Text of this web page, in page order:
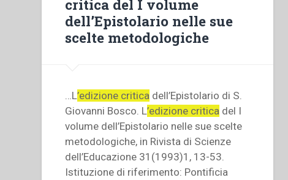
critica del I volume
dell’Epistolario nelle sue
scelte metodologiche
…L’edizione critica dell’Epistolario di S.
Giovanni Bosco. L’edizione critica del I
volume dell’Epistolario nelle sue scelte
metodologiche, in Rivista di Scienze
dell’Educazione 31(1993)1, 13-53.
Istituzione di riferimento: Pontificia